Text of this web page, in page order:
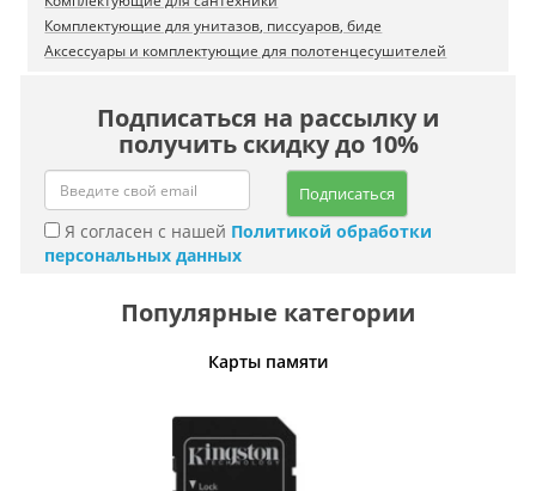
Комплектующие для унитазов, писсуаров, биде
Аксессуары и комплектующие для полотенцесушителей
Подписаться на рассылку и
получить скидку до 10%
Подписаться
Я согласен с нашей Политикой обработки
персональных данных
Популярные категории
Карты памяти